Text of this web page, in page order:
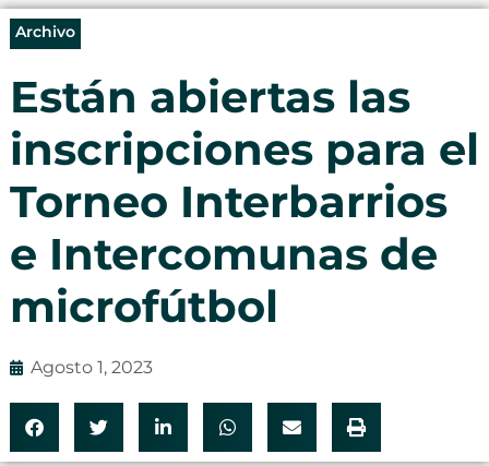
Archivo
Están abiertas las
inscripciones para el
Torneo Interbarrios
e Intercomunas de
microfútbol
Agosto 1, 2023